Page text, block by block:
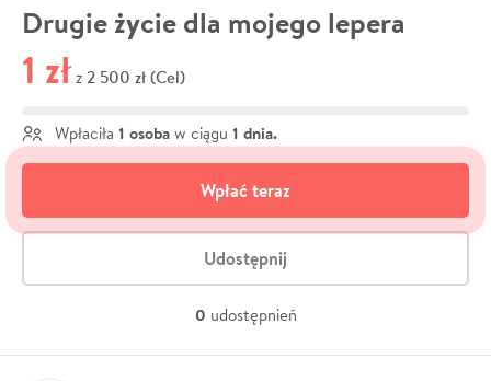
Drugie życie dla mojego lepera
1 zł z 2 500 zł (Cel)
Wpłaciła 1 osoba w ciągu 1 dnia.
Wpłać teraz
Udostępnij
0 udostępnień